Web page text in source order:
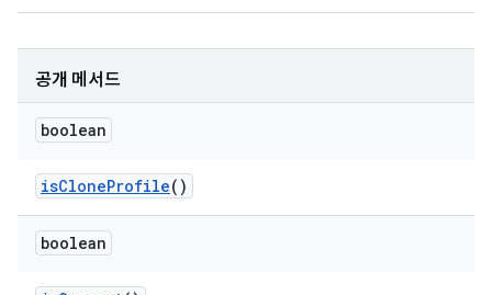
공개 메서드
boolean
isCloneProfile()
boolean